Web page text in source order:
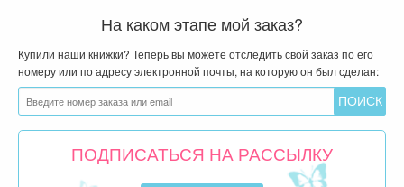
На каком этапе мой заказ?
Купили наши книжки? Теперь вы можете отследить свой заказ по его
номеру или по адресу электронной почты, на которую он был сделан:
ПОДПИСАТЬСЯ НА РАССЫЛКУ